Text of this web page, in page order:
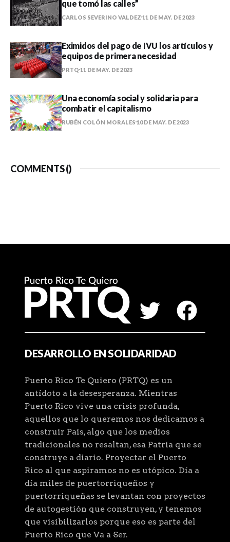
que tomó las calles”
CARLOS SEVERINO VALDEZ 11 DE MAY. DE 2023
Eximidos del pago de IVU los artículos y
equipos de primera necesidad
PRTQ 11 DE MAY. DE 2023
Una economía social y solidaria para
combatir el capitalismo
RUBÉN COLÓN MORALES 10 DE MAY. DE 2023
COMMENTS ()
DESARROLLO EN SOLIDARIDAD
Puerto Rico Te Quiero (PRTQ) es un
antídoto a la desesperanza. Mientras
Puerto Rico vive una crisis profunda,
aquellos que lo queremos nos dedicamos a
construir País, algo que los medios
tradicionales no resaltan, esa Patria que se
construye a diario. Proyectar el Puerto
Rico al que aspiramos no es utópico. Día a
día miles de puertorriqueños y
puertorriqueñas se levantan con proyectos
de autogestión que construyen, y tenemos
que visibilizarlos porque eso es parte del
Puerto Rico que Va a Ser.